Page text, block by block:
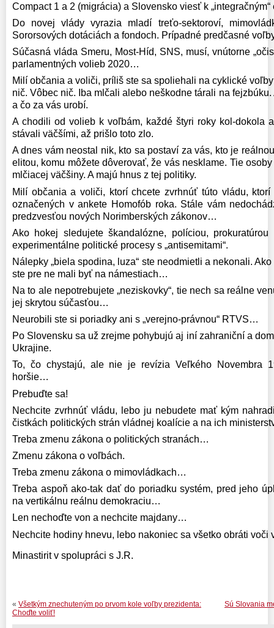
Compact 1 a 2 (migrácia) a Slovensko viesť k
Do novej vlády vyrazia mladí treťo-sektoroví,
Sororsových dotáciách a fondoch. Prípadné predčasné
Súčasná vláda Smeru, Most-Híd, SNS, musí, vnútorne
parlamentných volieb 2020…
Milí občania a voliči, príliš ste sa spoliehali na cyklické
nič. Vôbec nič. Iba mlčali alebo neškodne tárali na
a čo za vás urobí.
A chodili od volieb k voľbám, každé štyri roky kol-dokola
stávali väčšími, až prišlo toto zlo.
A dnes vám neostal nik, kto sa postaví za vás, kto je
elitou, komu môžete dôverovať, že vás nesklame. Tie
mlčiacej väčšiny. A majú hnus z tej politiky.
Milí občania a voliči, ktorí chcete zvrhnúť túto vládu,
označených v ankete Homofób roka. Stále vám
predzvesťou nových Norimberských zákonov…
Ako hokej sledujete škandalózne, políciou,
experimentálne politické procesy s „antisemitami“.
Nálepky „biela spodina, luza“ ste neodmietli a nekonali.
ste pre ne mali byť na námestiach…
Na to ale nepotrebujete „neziskovky“, tie nech sa reálne
jej skrytou súčasťou…
Neurobili ste si poriadky ani s „verejno-právnou“ RTVS…
Po Slovensku sa už zrejme pohybujú aj iní zahraniční a
Ukrajine.
To, čo chystajú, ale nie je revízia Veľkého Novembra
horšie…
Prebuďte sa!
Nechcite zvrhnúť vládu, lebo ju nebudete mať kým
čistkách politických strán vládnej koalície a na ich
Treba zmenu zákona o politických stranách…
Zmenu zákona o voľbách.
Treba zmenu zákona o mimovládkach…
Treba aspoň ako-tak dať do poriadku systém, pred jeho
na vertikálnu reálnu demokraciu…
Len nechoďte von a nechcite majdany…
Nechcite hodiny hnevu, lebo nakoniec sa všetko obráti voči
Minastirit v spolupráci s J.R.
Sú Slovania
« Všetkým znechuteným po prvom kole voľby prezidenta:
Choďte voliť!